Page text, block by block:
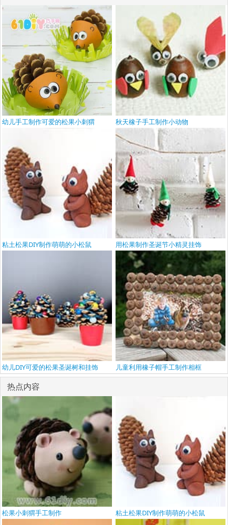
幼儿手工制作可爱的松果小刺猬 秋天橡子手工制作小动物
粘土松果DIY制作萌萌的小松鼠 用松果制作圣诞节小精灵挂饰
幼儿DIY可爱的松果圣诞树和挂饰 儿童利用橡子帽手工制作相框
热点内容
松果小刺猬手工制作 粘土松果DIY制作萌萌的小松鼠